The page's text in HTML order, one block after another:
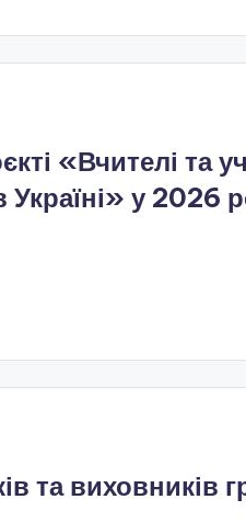
«Вчителі та
у 2026
та виховників